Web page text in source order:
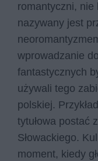
romantyczni, nie
nazywany jest
wprowadzanie
fantastycznych
używali tego
polskiej.
tytułowa postać
Słowackiego.
moment, kiedy